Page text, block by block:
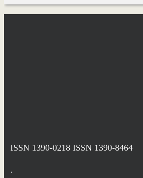
ISSN 1390-0218 ISSN 1390-8464
.